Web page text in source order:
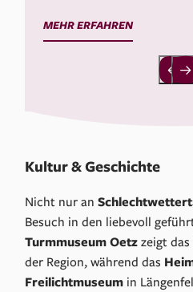
MEHR ERFAHREN
Kultur & Geschichte
Nicht nur an
Besuch in den liebevoll
TurmmuseumOetzzeigt
der Region, während das
Freilichtmuseum in